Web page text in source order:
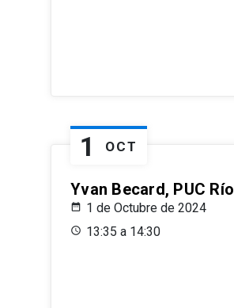
1 OCT
Yvan Becard, PUC Río
1 de Octubre de 2024
13:35 a 14:30